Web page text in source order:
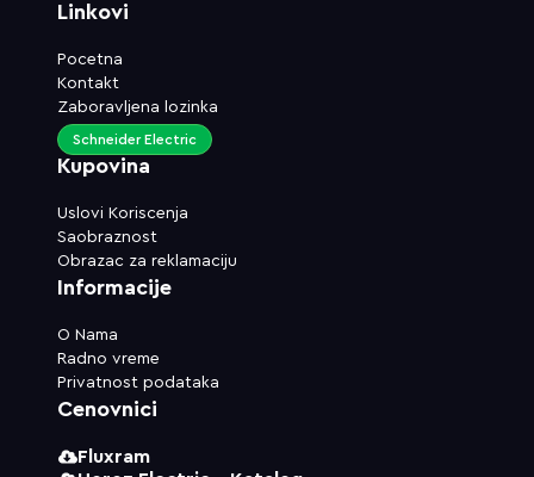
Linkovi
Pocetna
Kontakt
Zaboravljena lozinka
Kupovina
Uslovi Koriscenja
Saobraznost
Obrazac za reklamaciju
Schneider Electric
Informacije
O Nama
Radno vreme
Privatnost podataka
Cenovnici
Fluxram